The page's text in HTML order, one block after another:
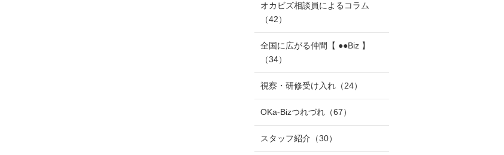
オカビズ相談員によるコラム
（42）
全国に広がる仲間【 ●●Biz 】
（34）
視察・研修受け入れ （24）
OKa-Bizつれづれ （67）
スタッフ紹介 （30）